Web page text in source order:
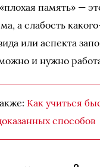
память» —
а слабость
или аспекта
и нужно
Как учиться
способов